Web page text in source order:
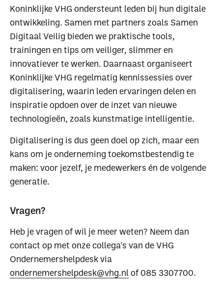
Koninklijke VHG ondersteunt leden bij hun digitale
ontwikkeling. Samen met partners zoals Samen
Digitaal Veilig bieden we praktische tools,
trainingen en tips om veiliger, slimmer en
innovatiever te werken. Daarnaast organiseert
Koninklijke VHG regelmatig kennissessies over
digitalisering, waarin leden ervaringen delen en
inspiratie opdoen over de inzet van nieuwe
technologieën, zoals kunstmatige intelligentie.
Digitalisering is dus geen doel op zich, maar een
kans om je onderneming toekomstbestendig te
maken: voor jezelf, je medewerkers én de volgende
generatie.
Vragen?
Heb je vragen of wil je meer weten? Neem dan
contact op met onze collega's van de VHG
Ondernemershelpdesk via
ondernemershelpdesk@vhg.nl of 085 3307700.